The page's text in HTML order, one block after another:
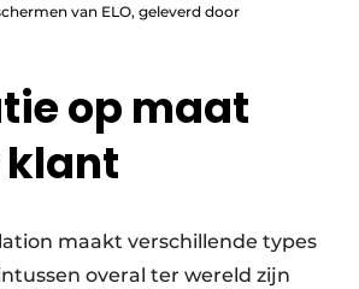
van ELO, geleverd door
op maat
klant
maakt verschillende types
overal ter wereld zijn